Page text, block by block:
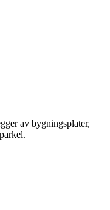
av bygningsplater,